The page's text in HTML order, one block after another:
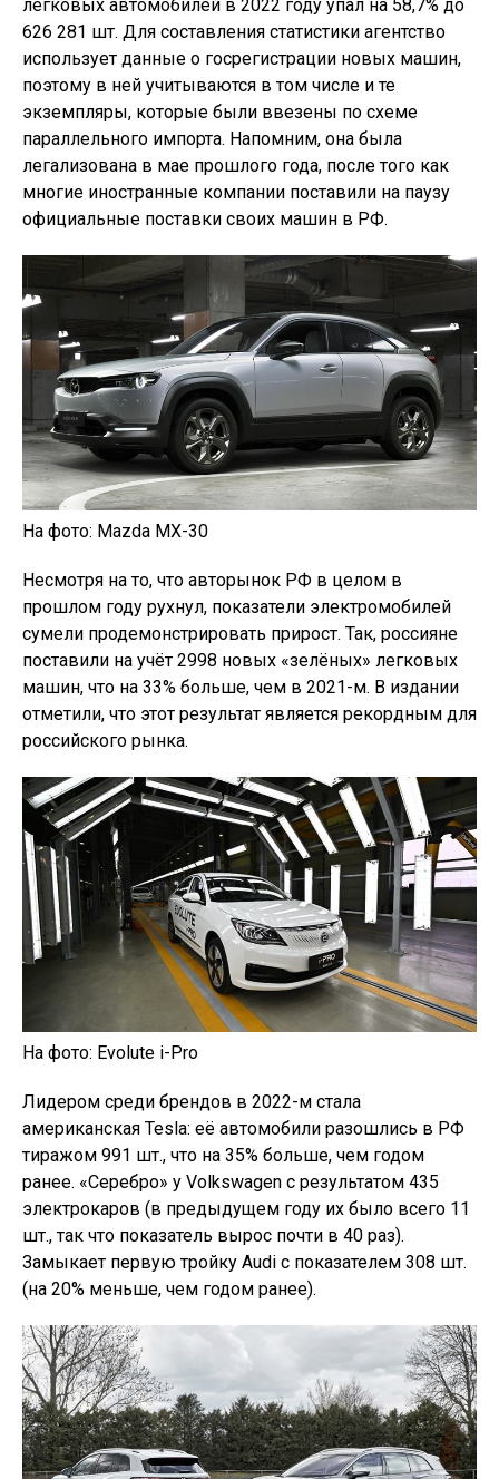
легковых автомобилей в 2022 году упал на 58,7% до
626 281 шт. Для составления статистики агентство
использует данные о госрегистрации новых машин,
поэтому в ней учитываются в том числе и те
экземпляры, которые были ввезены по схеме
параллельного импорта. Напомним, она была
легализована в мае прошлого года, после того как
многие иностранные компании поставили на паузу
официальные поставки своих машин в РФ.
На фото: Mazda MX-30
Несмотря на то, что авторынок РФ в целом в
прошлом году рухнул, показатели электромобилей
сумели продемонстрировать прирост. Так, россияне
поставили на учёт 2998 новых «зелёных» легковых
машин, что на 33% больше, чем в 2021-м. В издании
отметили, что этот результат является рекордным для
российского рынка.
На фото: Evolute i-Pro
Лидером среди брендов в 2022-м стала
американская Tesla: её автомобили разошлись в РФ
тиражом 991 шт., что на 35% больше, чем годом
ранее. «Серебро» у Volkswagen с результатом 435
электрокаров (в предыдущем году их было всего 11
шт., так что показатель вырос почти в 40 раз).
Замыкает первую тройку Audi с показателем 308 шт.
(на 20% меньше, чем годом ранее).